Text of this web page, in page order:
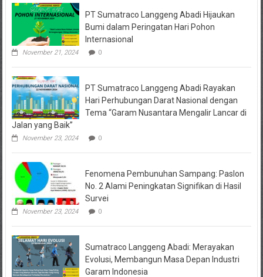
PT Sumatraco Langgeng Abadi Hijaukan
Bumi dalam Peringatan Hari Pohon
Internasional
November 21, 2024 0
PT Sumatraco Langgeng Abadi Rayakan
Hari Perhubungan Darat Nasional dengan
Tema “Garam Nusantara Mengalir Lancar di
Jalan yang Baik”
November 23, 2024 0
Fenomena Pembunuhan Sampang: Paslon
No. 2 Alami Peningkatan Signifikan di Hasil
Survei
November 23, 2024 0
Sumatraco Langgeng Abadi: Merayakan
Evolusi, Membangun Masa Depan Industri
Garam Indonesia